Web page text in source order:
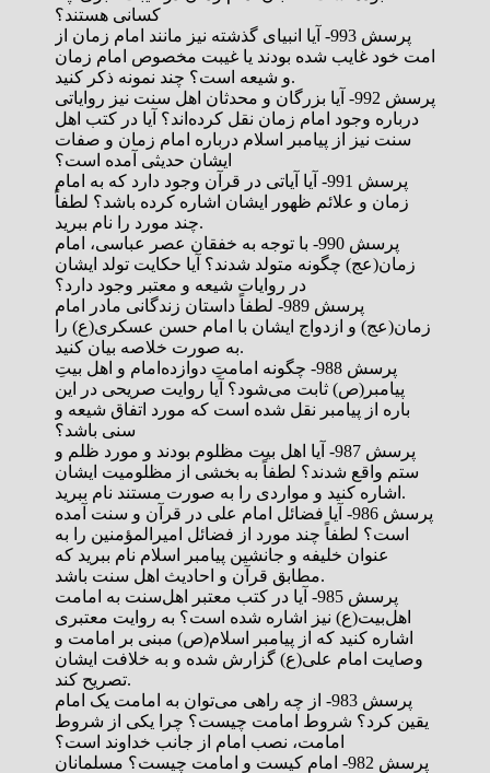
کسانی هستند؟
پرسش 993- آیا انبیای گذشته نیز مانند امام زمان از
امت خود غایب شده بودند یا غیبت مخصوص امام زمان
و شیعه است؟ چند نمونه ذکر کنید.
پرسش 992- آیا بزرگان و محدثان اهل سنت نیز روایاتی
درباره وجود امام زمان نقل کرده‌‌اند؟ آیا در کتب اهل
سنت نیز از پیامبر اسلام درباره امام زمان و صفات
ایشان حدیثی آمده است؟
پرسش 991- آیا آیاتی در قرآن وجود دارد که به امام
زمان و علائم ظهور ایشان اشاره کرده باشد؟ لطفاً
چند مورد را نام ببرید.
پرسش 990- با توجه به خفقان عصر عباسی، امام
زمان(عج) چگونه متولد شدند؟ آیا حکایت تولد ایشان
در روایات شیعه و معتبر وجود دارد؟
پرسش 989- لطفاً داستان زندگانی مادر امام
زمان(عج) و ازدواج ایشان با امام حسن عسکری(ع) را
به صورت خلاصه بیان کنید.
پرسش 988- چگونه امامتِ دوازده‌امام و اهل بیتِ
پیامبر(ص) ثابت می‌شود؟ آیا روایت صریحی در این
باره از پیامبر نقل شده است که مورد اتفاق شیعه و
سنی باشد؟
پرسش 987- آیا اهل بیت مظلوم بودند و مورد ظلم و
ستم واقع شدند؟ لطفاً به بخشی از مظلومیت ایشان
اشاره کنید و مواردی را به صورت مستند نام ببرید.
پرسش 986- آیا فضائل امام علی در قرآن و سنت آمده
است؟ لطفاً چند مورد از فضائل امیرالمؤمنین را به
عنوان خلیفه و جانشین پیامبر اسلام نام ببرید که
مطابق قرآن و احادیث اهل سنت باشد.
پرسش 985- آیا در کتب معتبر اهل‌سنت به امامت
اهل‌بیت(ع) نیز اشاره شده است؟ به روایت معتبری
اشاره کنید که از پیامبر اسلام(ص) مبنی بر امامت و
وصایت امام علی(ع) گزارش شده و به خلافت ایشان
تصریح کند.
پرسش 983- از چه راهی می‌توان به امامت یک امام
یقین کرد؟ شروط امامت چیست؟ چرا یکی از شروط
امامت، نصب امام از جانب خداوند است؟
پرسش 982- امام کیست و امامت چیست؟ مسلمانان